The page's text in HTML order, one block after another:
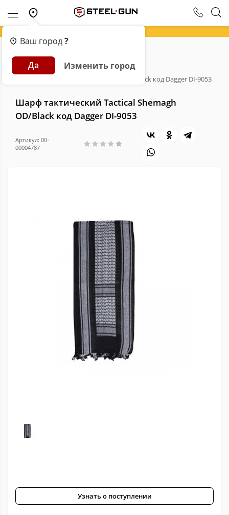
Ваш город?
Да Изменить город
Главная Каталог
Шарфы тактические
Шарф тактический Tactical Shemagh OD/Black код Dagger DI-9053
Шарф тактический Tactical Shemagh
OD/Black код Dagger DI-9053
Артикул: 00-
00004787
Узнать о поступлении